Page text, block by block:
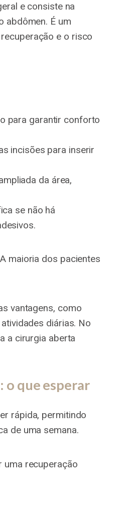
e consiste na
abdômen. É um
e o risco
para garantir conforto
incisões para inserir
da área,
se não há
maioria dos pacientes
vantagens, como
diárias. No
a cirurgia aberta
o que esperar
rápida, permitindo
de uma semana.
uma recuperação